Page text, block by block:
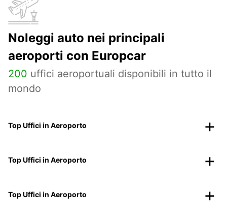
Noleggi auto nei principali
aeroporti con Europcar
200 uffici aeroportuali disponibili in tutto il
mondo
Top Uffici in Aeroporto
Top Uffici in Aeroporto
Top Uffici in Aeroporto